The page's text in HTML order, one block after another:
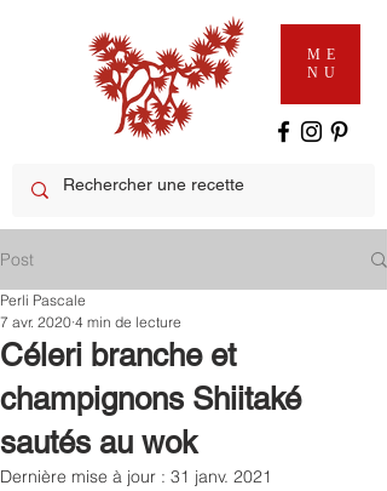
ME
NU
Post
Céleri branche et
champignons Shiitaké
sautés au wok
Perli Pascale
7 avr. 2020 4 min de lecture
Dernière mise à jour : 31 janv. 2021